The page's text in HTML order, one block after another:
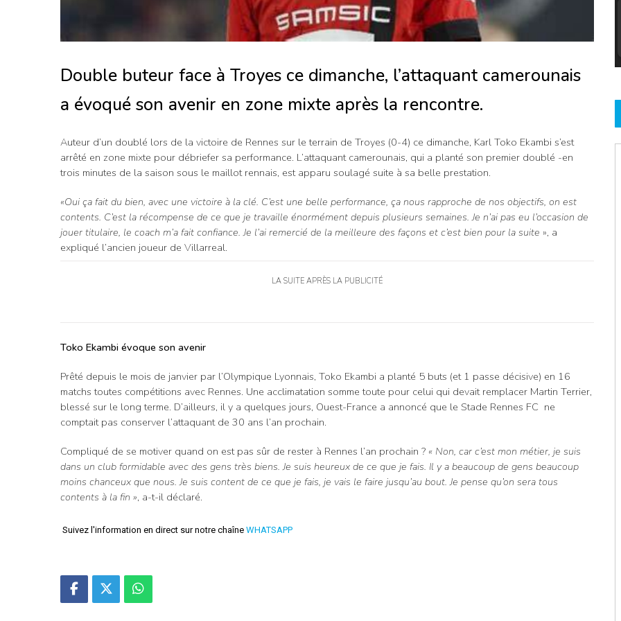
Double buteur face à Troyes ce dimanche, l’attaquant camerounais
a évoqué son avenir en zone mixte après la rencontre.
Auteur d’un doublé lors de la victoire de Rennes sur le terrain de Troyes (0-4) ce dimanche, Karl Toko Ekambi s’est
arrêté en zone mixte pour débriefer sa performance. L’attaquant camerounais, qui a planté son premier doublé -en
trois minutes de la saison sous le maillot rennais, est apparu soulagé suite à sa belle prestation.
«Oui ça fait du bien, avec une victoire à la clé. C’est une belle performance, ça nous rapproche de nos objectifs, on est
contents. C’est la récompense de ce que je travaille énormément depuis plusieurs semaines. Je n’ai pas eu l’occasion de
jouer titulaire, le coach m’a fait confiance. Je l’ai remercié de la meilleure des façons et c’est bien pour la suite », a
expliqué l’ancien joueur de Villarreal.
LA SUITE APRÈS LA PUBLICITÉ
Toko Ekambi évoque son avenir
Prêté depuis le mois de janvier par l’Olympique Lyonnais, Toko Ekambi a planté 5 buts (et 1 passe décisive) en 16
matchs toutes compétitions avec Rennes. Une acclimatation somme toute pour celui qui devait remplacer Martin Terrier,
blessé sur le long terme. D’ailleurs, il y a quelques jours, Ouest-France a annoncé que le Stade Rennes FC ne
comptait pas conserver l’attaquant de 30 ans l’an prochain.
Compliqué de se motiver quand on est pas sûr de rester à Rennes l’an prochain ? « Non, car c’est mon métier, je suis
dans un club formidable avec des gens très biens. Je suis heureux de ce que je fais. Il y a beaucoup de gens beaucoup
moins chanceux que nous. Je suis content de ce que je fais, je vais le faire jusqu’au bout. Je pense qu’on sera tous
contents à la fin », a-t-il déclaré.
Suivez l'information en direct sur notre chaîne WHATSAPP